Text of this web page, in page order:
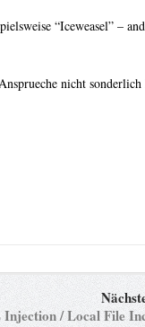
“Iceweasel” –
nicht
Injection / Local File